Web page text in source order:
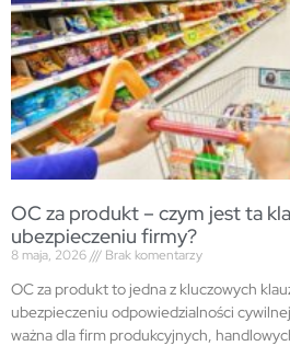
OC za produkt – czym jest ta
ubezpieczeniu firmy?
8 maja, 2026 Brak komentarzy
OC za produkt to jedna z kluczowych
ubezpieczeniu odpowiedzialności
ważna dla firm produkcyjnych,